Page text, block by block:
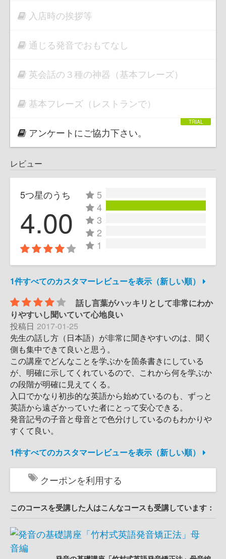
入店時の挨拶等
通じる発音でおもてなし
英会話の３種の神器（基本フレーズ）
基本フレーズ（レストランで）
アンケートにご協力下さい。
レビュー
5つ星のうち
4.00
5
4
3
2
1
1件すべてのカスタマーレビューを表示（新しい順）
話し言葉がハッキリとして非常にわか
りやすいし聞いていて心地良い
投稿日 2017-01-25
先生の話し方（日本語）が非常に聞きやすいのは、聞く
側も集中できて良いと思う。
この講座でどんなことを学ぶかを箇条書きにしている
が、明確に示してくれているので、これから何を学ぶか
の段階が明確に見えてくる。
入口でかなり初歩的な英語から始めているのも、ずっと
英語から遠ざかっていた者にとって安心できる。
発音記号の子音と母音とで色分けしているのもわかりや
すくて良い。
1件すべてのカスタマーレビューを表示（新しい順）
クーポンを利用する
このコースを受講した人はこんなコースも受講しています：